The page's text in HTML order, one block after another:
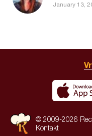
January 13,
© 2009-2026
Kontakt